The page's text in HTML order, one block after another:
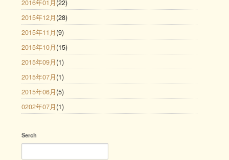
2016年01月 (22)
2015年12月 (28)
2015年11月 (9)
2015年10月 (15)
2015年09月 (1)
2015年07月 (1)
2015年06月 (5)
0202年07月 (1)
Serch